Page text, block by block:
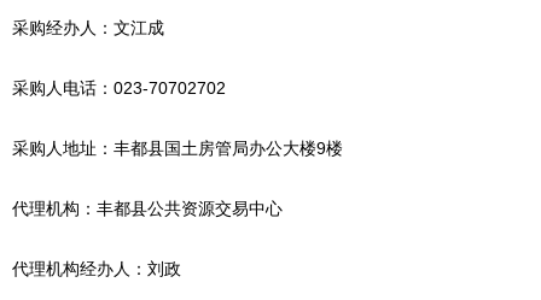
采购经办人：文江成
采购人电话：023-70702702
采购人地址：丰都县国土房管局办公大楼9楼
代理机构：丰都县公共资源交易中心
代理机构经办人：刘政